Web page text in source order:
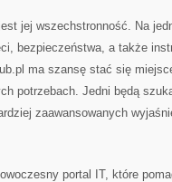
jej wszechstronność. Na
bezpieczeństwa, a także
ma szansę stać się
potrzebach. Jedni będą
zaawansowanych
portal IT, które